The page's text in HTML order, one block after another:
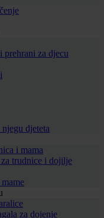
za djecu
djeteta
i mama
trudnice i dojilje
za dojenje